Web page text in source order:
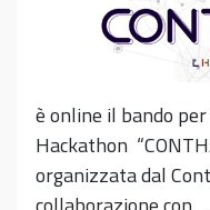
è online il bando
Hackathon
organizzata dal